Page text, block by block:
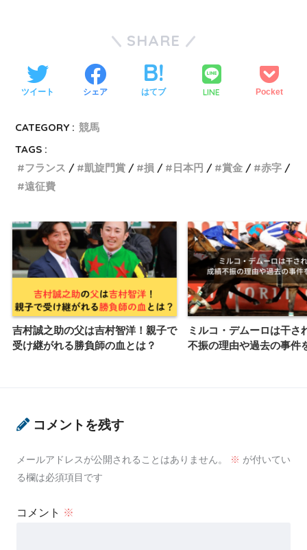
SHARE
ツイート シェア はてブ LINE Pocket
CATEGORY : 競馬
TAGS :
フランス
凱旋門賞 損 日本円 賞金
赤字
遠征費
吉村誠之助の父は吉村智洋！親子で
受け継がれる勝負師の血とは？
ミルコ・デムーロは干さ
不振の理由や過去の事件
コメントを残す
メールアドレスが公開されることはありません。 ※ が付いてい
る欄は必須項目です
コメント ※